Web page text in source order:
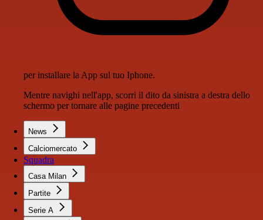
per installare la App sul tuo Iphone.
Mentre navighi nell'app, scorri il dito da sinistra a destra dello
schermo per tornare alle pagine precedenti
News
Calciomercato
Squadra
Casa Milan
Partite
Serie A